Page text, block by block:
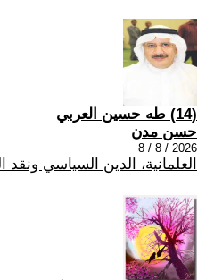
(14) طه حسين العربي
حسن مدن
2026 / 8 / 8
العلمانية، الدين السياسي ونقد